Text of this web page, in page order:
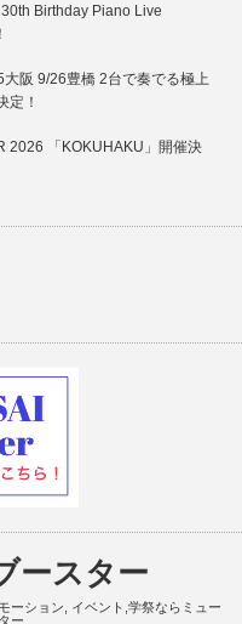
Birthday Piano Live
阪 9/26豊橋 2台で奏でる極上
定！
2026 「KOKUHAKU」開催決
ースター
ーション, イベント,学祭ならミュー
ー